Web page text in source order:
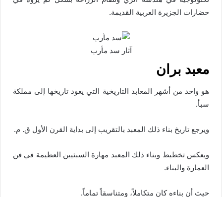
حضارات الجزيرة العربية القديمة.
آثار سد مأرب
معبد بران
هو واحد من أشهر المعابد التاريخية التي يعود تاريخها إلى مملكة
سبأ.
ويرجع تاريخ بناء ذلك المعبد بالتقريب إلى بداية القرن الأول ق. م.
ويعكس تخطيط وبناء ذلك المعبد مهارة السبئيين العظيمة في فن
العمارة والبناء.
حيث أن بناءه كان متكاملاً، ومتناسقاً تماماً.